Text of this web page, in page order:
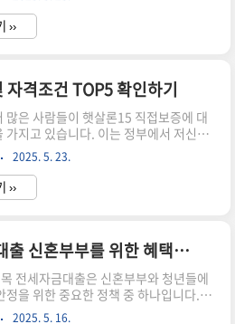
나열했을 때, 중간에..
이번 포스트에서는 중위소득이 무엇인
이를 어떻게 계산하는지에 대한 자세한
합니다. 특히, 가성비 좋은 방법에 대해
기베이킹소다 활용 비교 분석 가성비
10 바로가기최신 가성비 추천 동사무소
필요서류 TOP3 바로가기중위소득의 정
성 중위소득은 모든 소득을 순서대로 나
중간에 위치한 소득을 의미합니다. 이는
정의 경제적 상황을 판단하는 데 중요
››
격조건 TOP5 확인하기
많은 사람들이 햇살론15 직접보증에 대
가지고 있습니다. 이는 정부에서 저신용
공하는 대출 상품으로, 보다 많은 사람
조건을 이해하고, 얼마나 대출을 받을 수
리고 금리는 어떤지에 대한 정보를 원하
. 이번 포스트에서는 햇살론15의 한도
출완료 신청하기 바로가기햇살론15 직
비대면 부결 해결법 알아보기 바로가
특례보증 방법과 신청 방법 소개 바로
15의 한도 햇살론15의 대출 한도는 최
원입니다. 이 대출은 저신용자나 소득
2025. 5. 23.
››
청년버팀목 전세자금대출 신혼부부를 위한 혜택과 조건 확인하기
전세자금대출은 신혼부부와 청년들에
정을 위한 중요한 정책 중 하나입니다. 이
특히 경제적 부담이 큰 신혼부부에게
2025. 5. 16.